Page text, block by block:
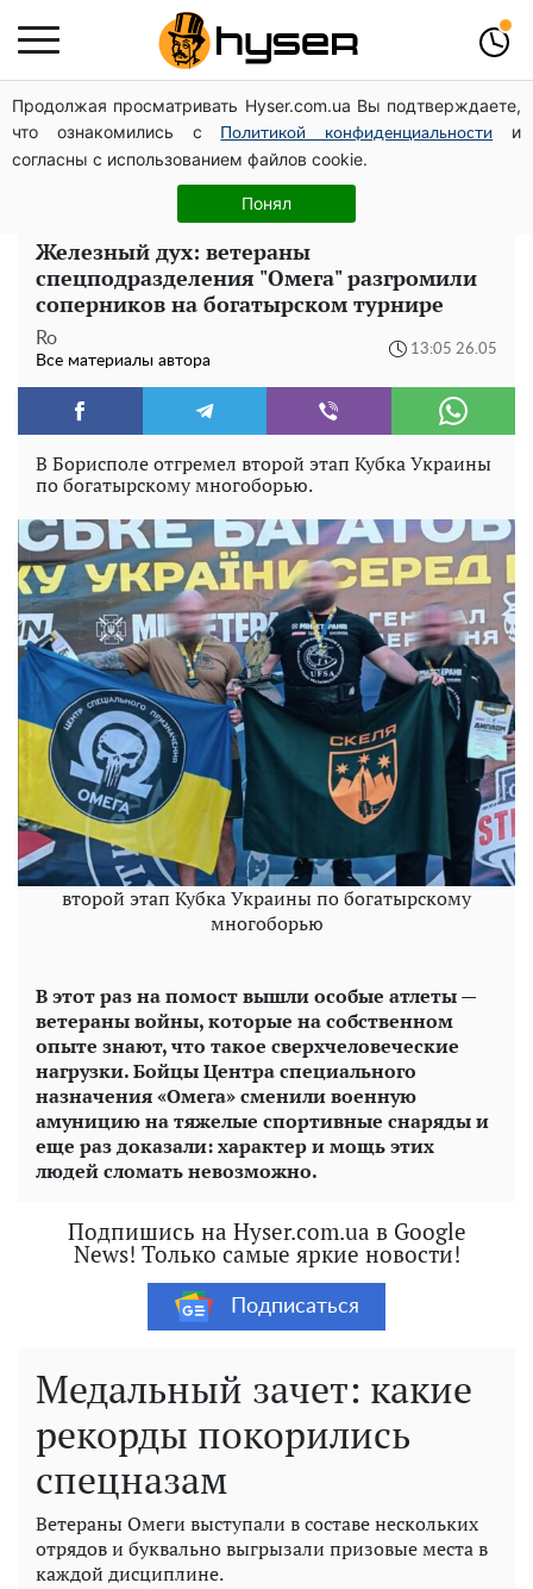
Продолжая просматривать Hyser.com.ua Вы подтверждаете,
что ознакомились с
Политикой конфиденциальности
и
согласны с использованием файлов cookie.
Понял
Полностью голая Анна Тринчер блеснула
"прелестями": таких размеров вы еще не видели
Жаль, что такое сейчас не делают для села: как
выглядел редкий ЗАЗ "Таврия" итальянской сборки
Железный дух: ветераны
спецподразделения "Омега" разгромили
соперников на богатырском турнире
Ro
Все материалы автора
13:05 26.05
В Борисполе отгремел второй этап Кубка Украины
по богатырскому многоборью.
второй этап Кубка Украины по богатырскому
многоборью
В этот раз на помост вышли особые атлеты —
ветераны войны, которые на собственном
опыте знают, что такое сверхчеловеческие
нагрузки. Бойцы Центра специального
назначения «Омега» сменили военную
амуницию на тяжелые спортивные снаряды и
еще раз доказали: характер и мощь этих
людей сломать невозможно.
Подпишись на Hyser.com.ua в Google
News! Только самые яркие новости!
Подписаться
Медальный зачет: какие
рекорды покорились
спецназам
Ветераны Омеги выступали в составе нескольких
отрядов и буквально выгрызали призовые места в
каждой дисциплине.